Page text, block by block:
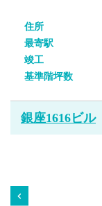
住所
最寄駅
竣工
基準階坪数
銀座1616ビル